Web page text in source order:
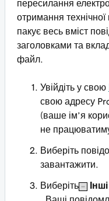
пересилання
отримання
пакує весь вміст
заголовками та
файл.
Увійдіть у свою
свою адресу
(ваше ім’я
не
Виберіть
завантажити.
Виберіть